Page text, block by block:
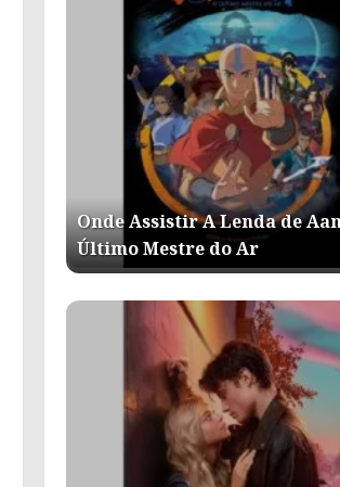
Onde Assistir A Lenda de
Último Mestre do Ar